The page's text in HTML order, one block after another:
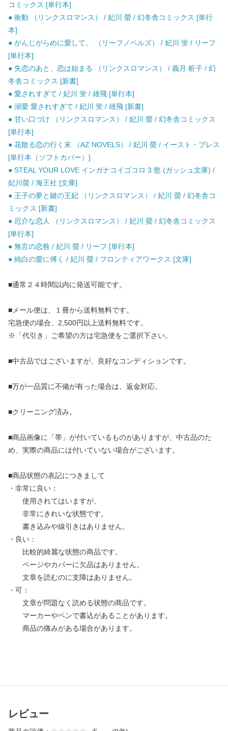
コミックス [単行本]
● 衝動 （リンクスロマンス） / 妃川 螢 / 幻冬舎コミックス [単行
本]
● がんじがらめに愛して。 （リーフノベルズ） / 妃川 蛍 / リーフ
[単行本]
● 失恋のあと、恋は始まる （リンクスロマンス） / 義月 粧子 / 幻
冬舎コミックス [新書]
● 愛されすぎて / 妃川 蛍 / 雄飛 [単行本]
● 溺愛 愛されすぎて / 妃川 蛍 / 雄飛 [新書]
● 甘い口づけ （リンクスロマンス） / 妃川 螢 / 幻冬舎コミックス
[単行本]
● 花散る恋の行く末 （AZ NOVELS） / 妃川 螢 / イースト・プレス
[単行本（ソフトカバー）]
● STEAL YOUR LOVE インガナコイゴコロ 3 慾 (ガッシュ文庫) /
妃川螢 / 海王社 [文庫]
● 王子の夢と鍵の王妃 （リンクスロマンス） / 妃川 螢 / 幻冬舎コ
ミックス [新書]
● 厄介な恋人 （リンクスロマンス） / 妃川 螢 / 幻冬舎コミックス
[単行本]
● 無言の恋咎 / 妃川 螢 / リーフ [単行本]
● 純白の愛に傅く / 妃川 螢 / フロンティアワークス [文庫]
■通常２４時間以内に発送可能です。
■メール便は、１冊から送料無料です。
宅急便の場合、2,500円以上送料無料です。
※「代引き」ご希望の方は宅急便をご選択下さい。
■中古品ではございますが、良好なコンディションです。
■万が一品質に不備が有った場合は、返金対応。
■クリーニング済み。
■商品画像に「帯」が付いているものがありますが、中古品のた
め、実際の商品には付いていない場合がございます。
■商品状態の表記につきまして
・非常に良い：
使用されてはいますが、
非常にきれいな状態です。
書き込みや線引きはありません。
・良い：
比較的綺麗な状態の商品です。
ページやカバーに欠品はありません。
文章を読むのに支障はありません。
・可：
文章が問題なく読める状態の商品です。
マーカーやペンで書込があることがあります。
商品の痛みがある場合があります。
レビュー